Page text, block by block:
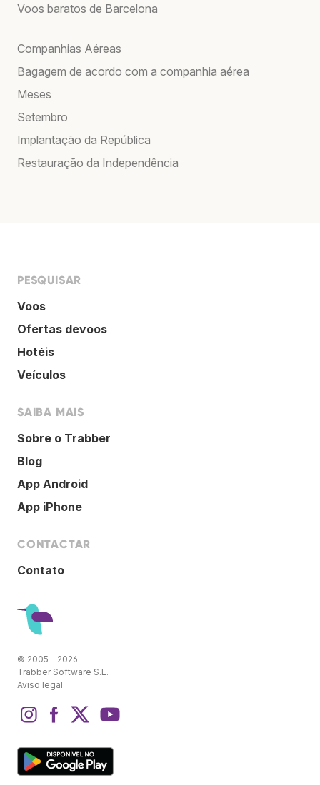
Voos baratos de Barcelona
Companhias Aéreas
Bagagem de acordo com a companhia aérea
Meses
Setembro
Implantação da República
Restauração da Independência
PESQUISAR
Voos
Ofertas devoos
Hotéis
Veículos
SAIBA MAIS
Sobre o Trabber
Blog
App Android
App iPhone
CONTACTAR
Contato
© 2005 - 2026
Trabber Software S.L.
Aviso legal